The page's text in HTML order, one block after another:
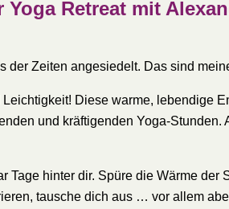
Retreat mit
Zeiten angesiedelt. Das sind
Diese warme, lebendige
und kräftigenden Yoga-
hinter dir. Spüre die Wärme
tausche dich aus … vor allem